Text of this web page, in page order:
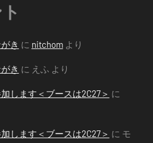
き に nitchomより
き に えふ より
します＜ブースは2C27＞ に
します＜ブースは2C27＞ に モ